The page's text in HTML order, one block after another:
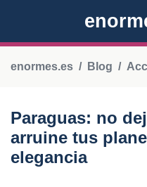
enormes.es Blog
Paraguas: no
arruine tus
elegancia